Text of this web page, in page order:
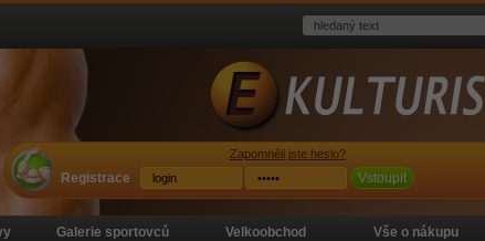
Galerie sportovců Velkoobchod Vše o nákupu
Registrace
Zapomněli jste heslo?
Vstoupit